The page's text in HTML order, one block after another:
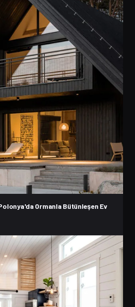
Ormanla Bütünleşen Ev